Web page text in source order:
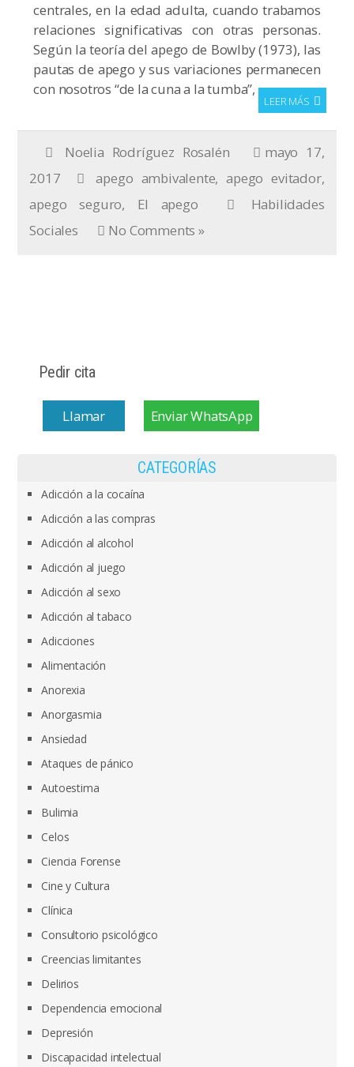
centrales, en la edad adulta, cuando trabamos
relaciones significativas con otras personas.
Según la teoría del apego de Bowlby (1973), las
pautas de apego y sus variaciones permanecen
con nosotros “de la cuna a la tumba”,
LEER MÁS
Noelia Rodríguez Rosalén
mayo 17,
2017
apego ambivalente,apego evitador,
apego seguro, El apego
Habilidades
Sociales
No Comments »
Pedir cita
Llamar Enviar WhatsApp
CATEGORÍAS
Adicción a la cocaína
Adicción a las compras
Adicción al alcohol
Adicción al juego
Adicción al sexo
Adicción al tabaco
Adicciones
Alimentación
Anorexia
Anorgasmia
Ansiedad
Ataques de pánico
Autoestima
Bulimia
Celos
Ciencia Forense
Cine y Cultura
Clínica
Consultorio psicológico
Creencias limitantes
Delirios
Dependencia emocional
Depresión
Discapacidad intelectual